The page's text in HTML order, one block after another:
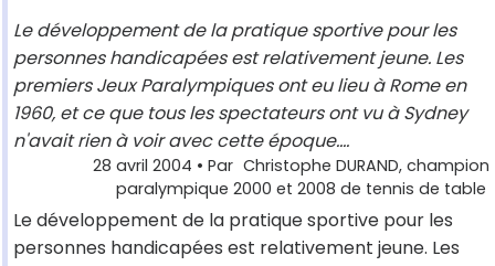
Le développement de la pratique sportive pour les
personnes handicapées est relativement jeune. Les
premiers Jeux Paralympiques ont eu lieu à Rome en
1960, et ce que tous les spectateurs ont vu à Sydney
n'avait rien à voir avec cette époque....
28 avril 2004 • Par Christophe DURAND, champion
paralympique 2000 et 2008 de tennis de table
Le développement de la pratique sportive pour les
personnes handicapées est relativement jeune. Les